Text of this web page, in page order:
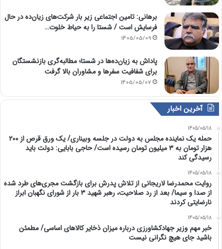
برهانی: تامین اجتماعی زیر بار شرکت‌های زیان‌ده در حال
فرسایش است / شستا را به حیاط خلوت…
1405/05/09
پاداش به زیان‌ده‌ها در شستا؛ مطالبه‌گری بازنشستگان
برای شفافیت سفرها و مشاوران بالا گرفت
1405/05/07
آخرین اخبار
1405/05/18
حمله یک نماینده مجلس به دولت در جلسه وبیناری/ یک ورق قرص از ۲۰۰
هزار تومان به ۳ میلیون تومان رسیده است/ حاجی بابایی: دولت باید
رسیدگی کند
1405/05/18
روایت محمدرضا لاریجانی از تلاش پدرش برای بازگشت مجری‌های طرد شده
از صدا و سیما/ بعد از رد صلاحیت، رهبر شهید ۳ بار از شورای نگهبان ابراز
نارضایتی کردند
1405/05/18
خبر مهم وزیر جهادکشاورزی درباره میزان ذخایر کالاهای اساسی/ مطمئن
باشید جای هیچ نگرانی نیست